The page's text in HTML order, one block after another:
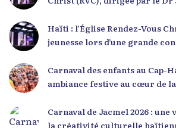
dans ses locaux à Delmas 75
placée sous le thème « Menm
occasion unique de se
d’écouter des interventions
citoyen. Des messages forts pour la jeunesse Lors
de sa première intervention,
Haïti : l’Église Rendez-Vous
jeunesse lors d’une grande
Carnaval des enfants au Cap-Haïtien :Une
ambiance festive au cœur de
Carnaval de Jacmel 2026 :
la créativité culturelle